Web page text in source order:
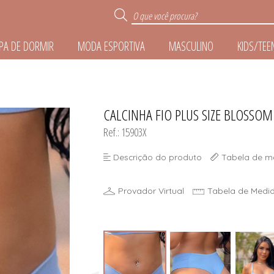
TODOS DE LINGERIE
DE DORMIR
TODOS DE ROUPA DE
MODA ESPORTIVA
TODOS DE MODA
MASCULINO
TODOS DE
KIDS/
TODOS DE KIDS/TEEN
TODOS DE
CALCINHA FIO PLUS SIZE BLOSSOM
Ref.: 15903X
Descrição do produto Tabela de
Provador Virtual Tabela de